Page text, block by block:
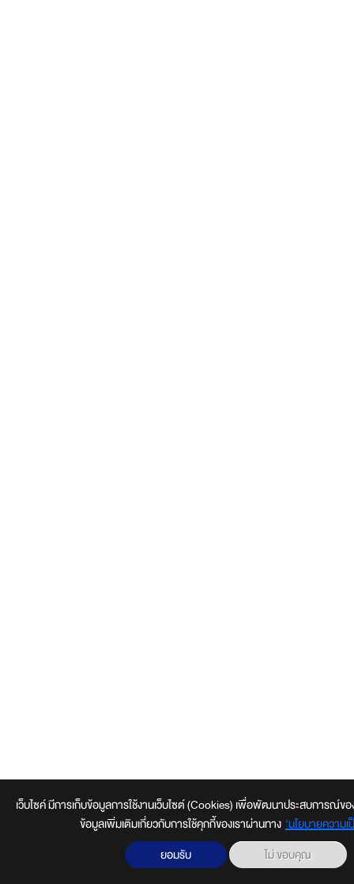
เว็บไซค์ มีการเก็บข้อมูลการใช้งานเว็บไซต์ (Cookies) เพื่อพัฒนาประสบการณ์ข
ข้อมูลเพิ่มเติมเกี่ยวกับการใช้คุกกี้ของเราผ่านทาง ‘นโยบายความ
ยอมรับ
ไม่ ขอบคุณ